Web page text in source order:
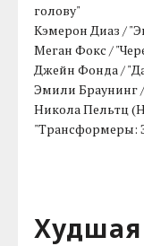
голову"
Кэмерон Диаз /
Меган Фокс /
Джейн Фонда /
Эмили Браунинг
Никола Пельтц
"Трансформеры:
Худшая